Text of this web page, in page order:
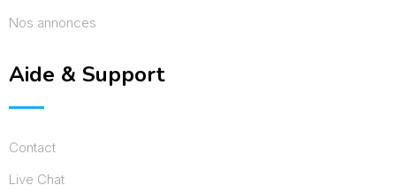
Nos annonces
Aide & Support
Contact
Live Chat